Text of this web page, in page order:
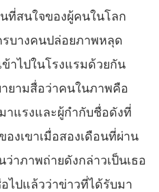
ที่สนใจของผู้คนในโลก
รบางคนปล่อยภาพหลุด
าไปในโรงแรมด้วยกัน
ยามสื่อว่าคนในภาพคือ
าแรงและผู้กำกับชื่อดังที่
งเขาเมื่อสองเดือนที่ผ่าน
าภาพถ่ายดังกล่าวเป็นเธอ
ไปแล้วว่าข่าวที่ได้รับมา